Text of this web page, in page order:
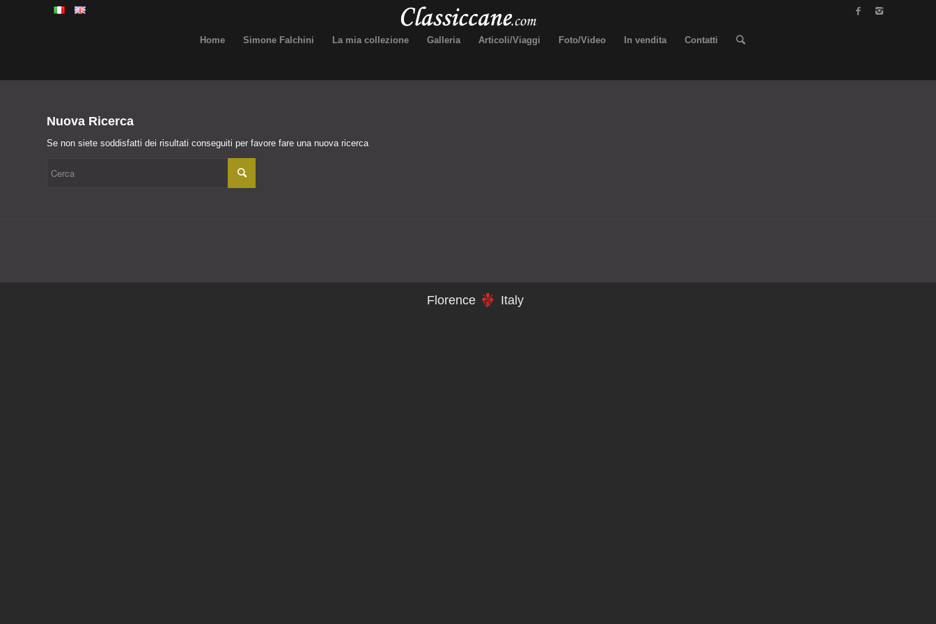
Home Simone Falchini La mia collezione Galleria Articoli/Viaggi Foto/Video In vendita Contatti
Nuova Ricerca
Se non siete soddisfatti dei risultati conseguiti per favore fare una nuova ricerca
Florence Italy